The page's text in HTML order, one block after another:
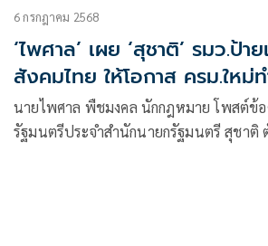
6 กรกฎาคม 2568
‘ไพศาล’ เผย ‘สุชาติ’ รมว.ป้
สังคมไทย ให้โอกาส ครม.ใหม่
นายไพศาล พืชมงคล นักกฎหมาย โพสต์ข้อ
รัฐมนตรีประจำสำนักนายกรัฐมนตรี สุชาติ